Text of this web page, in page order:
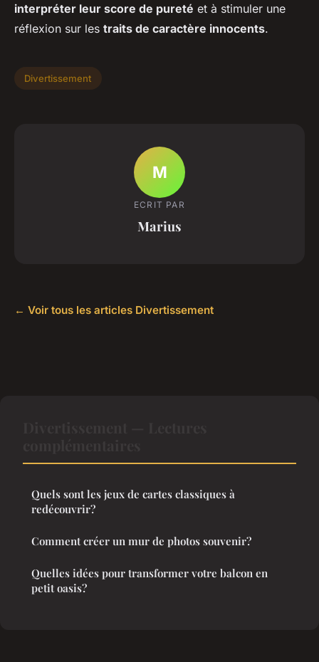
interpréter leur score de pureté et à stimuler une
réflexion sur les traits de caractère innocents.
Divertissement
M
ECRIT PAR
Marius
← Voir tous les articles Divertissement
Quels sont les jeux de cartes classiques à
redécouvrir?
Comment créer un mur de photos souvenir?
Quelles idées pour transformer votre balcon en
petit oasis?